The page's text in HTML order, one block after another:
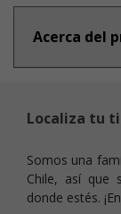
Acerca del
Localiza tu
Somos una
Chile, así que
donde estés.